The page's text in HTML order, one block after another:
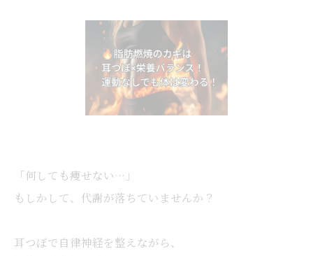
「何しても痩せない…」
もしかして、代謝が落ちていませんか？
耳つぼで自律神経を整えながら、